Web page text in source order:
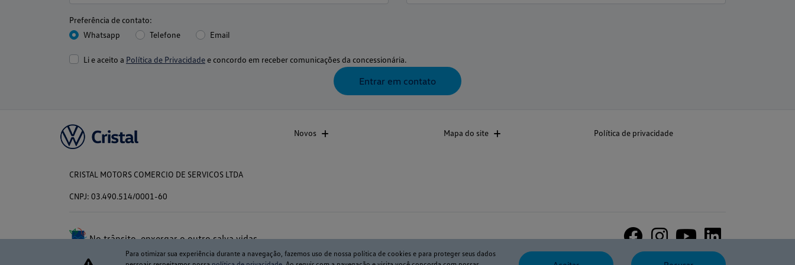
Preferência de contato:
Whatsapp
Telefone Email
Li e aceito a Política de Privacidadee concordo em receber comunicações da concessionária.
Entrar em contato
Novos Mapa do site Política de privacidade
CRISTAL MOTORS COMERCIO DE SERVICOS LTDA
CNPJ: 03.490.514/0001-60
No trânsito, enxergar o outro salva vidas.
Para otimizar sua experiência durante a navegação, fazemos uso de nossa política de cookies e para proteger seus dados